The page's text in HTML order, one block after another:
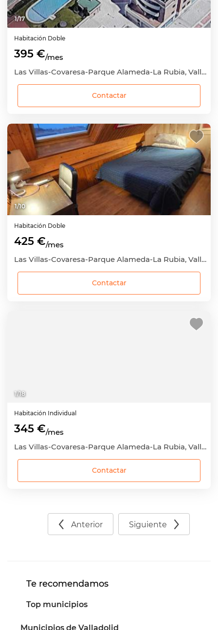
1/17
Habitación Doble
395 €/mes
Las Villas-Covaresa-Parque Alameda-La Rubia, Valladolid Capital, Valladolid
Contactar
1/10
Habitación Doble
425 €/mes
Las Villas-Covaresa-Parque Alameda-La Rubia, Valladolid Capital, Valladolid
Contactar
1/18
Habitación Individual
345 €/mes
Las Villas-Covaresa-Parque Alameda-La Rubia, Valladolid Capital, Valladolid
Contactar
Anterior Siguiente
Te recomendamos
Top municipios
Municipios de Valladolid